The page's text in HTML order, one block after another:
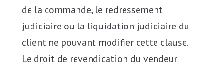
de la commande, le redressement
judiciaire ou la liquidation judiciaire du
client ne pouvant modifier cette clause.
Le droit de revendication du vendeur